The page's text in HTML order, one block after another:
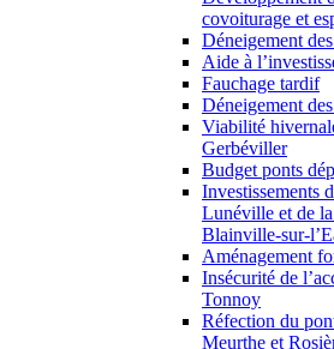
covoiturage et
Déneigement
Aide à
Fauchage tardif
Déneigement
Viabilité
Gerbéviller
Budget ponts
Investissements
Lunéville et de
Blainville-sur-
Aménagement
Insécurité de
Tonnoy
Réfection du
Meurthe et